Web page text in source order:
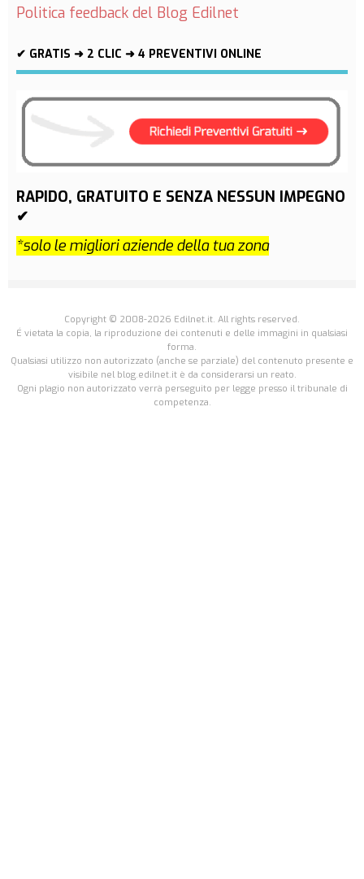
Politica feedback del Blog Edilnet
✔ GRATIS ➜ 2 CLIC ➜ 4 PREVENTIVI ONLINE
RAPIDO, GRATUITO E SENZA NESSUN IMPEGNO
✔
*solo le migliori aziende della tua zona
Copyright © 2008-2026 Edilnet.it. All rights reserved.
É vietata la copia, la riproduzione dei contenuti e delle immagini in qualsiasi
forma.
Qualsiasi utilizzo non autorizzato (anche se parziale) del contenuto presente e
visibile nel blog.edilnet.it è da considerarsi un reato.
Ogni plagio non autorizzato verrà perseguito per legge presso il tribunale di
competenza.